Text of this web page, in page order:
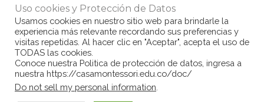
© Copyright Casa Montessori 2017
Uso cookies y Protección de Datos
Usamos cookies en nuestro sitio web para brindarle la
experiencia más relevante recordando sus preferencias y
visitas repetidas. Al hacer clic en "Aceptar", acepta el uso de
TODAS las cookies.
Conoce nuestra Politica de protección de datos, ingresa a
nuestra https://casamontessori.edu.co/doc/
Do not sell my personal information